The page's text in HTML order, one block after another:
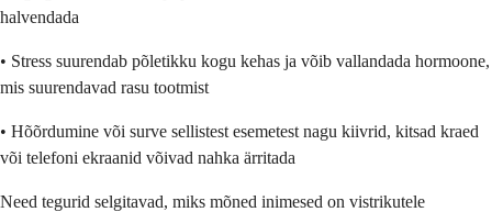
halvendada
• Stress suurendab põletikku kogu kehas ja võib vallandada hormoone,
mis suurendavad rasu tootmist
• Hõõrdumine või surve sellistest esemetest nagu kiivrid, kitsad kraed
või telefoni ekraanid võivad nahka ärritada
Need tegurid selgitavad, miks mõned inimesed on vistrikutele